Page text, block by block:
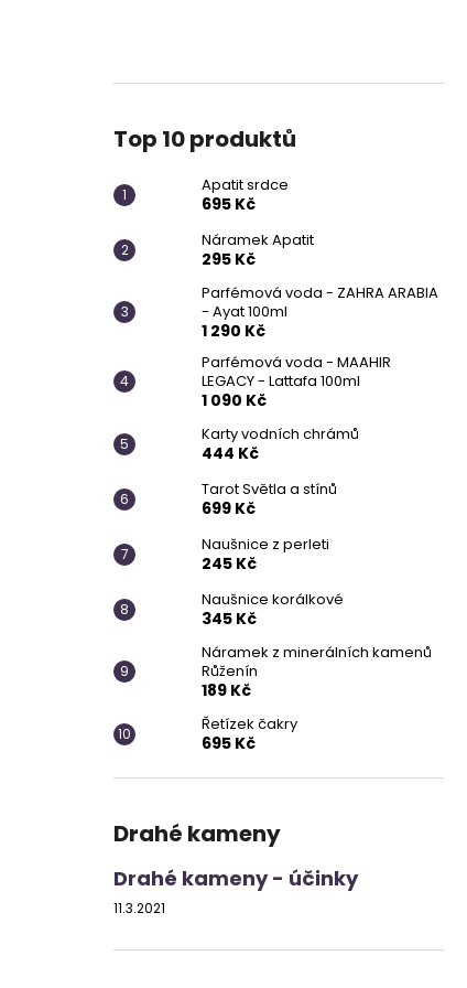
Top 10 produktů
Apatit srdce
695 Kč
Náramek Apatit
295 Kč
Parfémová voda - ZAHRA ARABIA
- Ayat 100ml
1 290 Kč
Parfémová voda - MAAHIR
LEGACY - Lattafa 100ml
1 090 Kč
Karty vodních chrámů
444 Kč
Tarot Světla a stínů
699 Kč
Naušnice z perleti
245 Kč
Naušnice korálkové
345 Kč
Náramek z minerálních kamenů
Růženín
189 Kč
Řetízek čakry
695 Kč
Drahé kameny
Drahé kameny - účinky
11.3.2021